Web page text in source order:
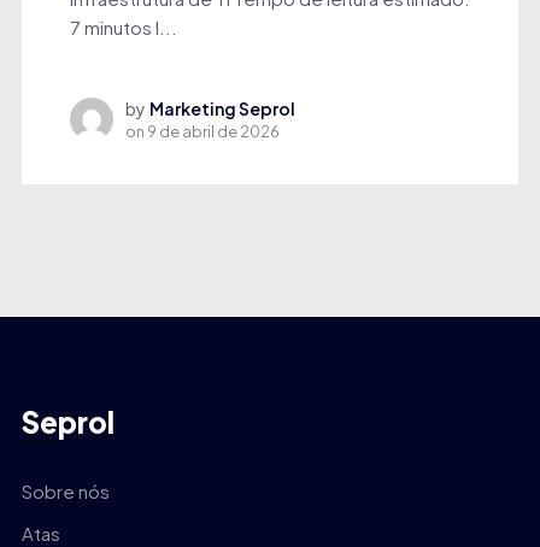
7 minutos I...
by Marketing Seprol
on 9 de abril de 2026
Seprol
Sobre nós
Atas